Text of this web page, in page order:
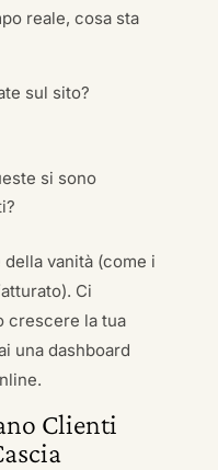
reale, cosa sta
sul sito?
si sono
vanità (come i
Ci
crescere la tua
una dashboard
Clienti